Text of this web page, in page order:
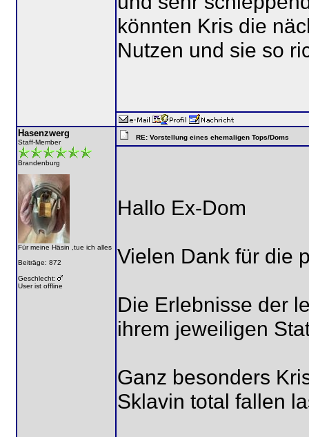
könnten Kris die
Nutzen und sie so
Hasenzwerg
Staff-Member
Brandenburg
Für meine Häsin ,tue ich alles
Beiträge: 872
Geschlecht:
User ist offline
RE: Vorstellung eines ehemaligen Tops/Doms
Hallo Ex-Dom
Vielen Dank für die
Die Erlebnisse der
ihrem jeweiligen
Ganz besonders
Sklavin total fallen